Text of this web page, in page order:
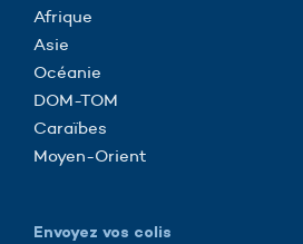
Afrique
Asie
Océanie
DOM-TOM
Caraïbes
Moyen-Orient
Envoyez vos colis